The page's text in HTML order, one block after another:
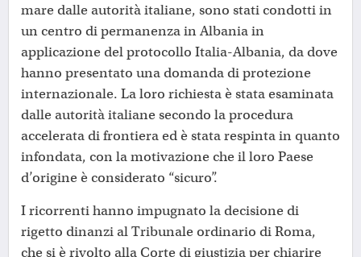
mare dalle autorità italiane, sono stati condotti in
un centro di permanenza in Albania in
applicazione del protocollo Italia-Albania, da dove
hanno presentato una domanda di protezione
internazionale. La loro richiesta è stata esaminata
dalle autorità italiane secondo la procedura
accelerata di frontiera ed è stata respinta in quanto
infondata, con la motivazione che il loro Paese
d’origine è considerato “sicuro”.
I ricorrenti hanno impugnato la decisione di
rigetto dinanzi al Tribunale ordinario di Roma,
che si è rivolto alla Corte di giustizia per chiarire